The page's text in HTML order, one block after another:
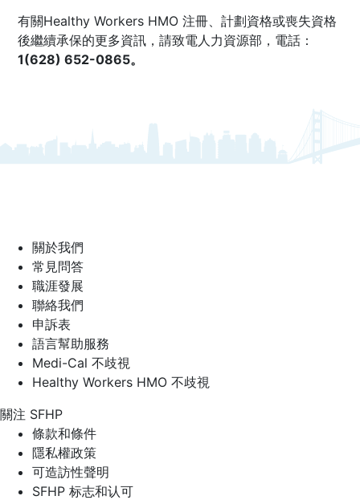
有關Healthy Workers HMO 注冊、計劃資格或喪失資格
後繼續承保的更多資訊，請致電人力資源部，電話：
1(628) 652-0865。
關於我們
常見問答
職涯發展
聯絡我們
申訴表
語言幫助服務
Medi-Cal 不歧視
Healthy Workers HMO 不歧視
關注 SFHP
Facebook
Threads
Instagram
LinkedIn
YouTube條款和條件
隱私權政策
可造訪性聲明
SFHP 标志和认可